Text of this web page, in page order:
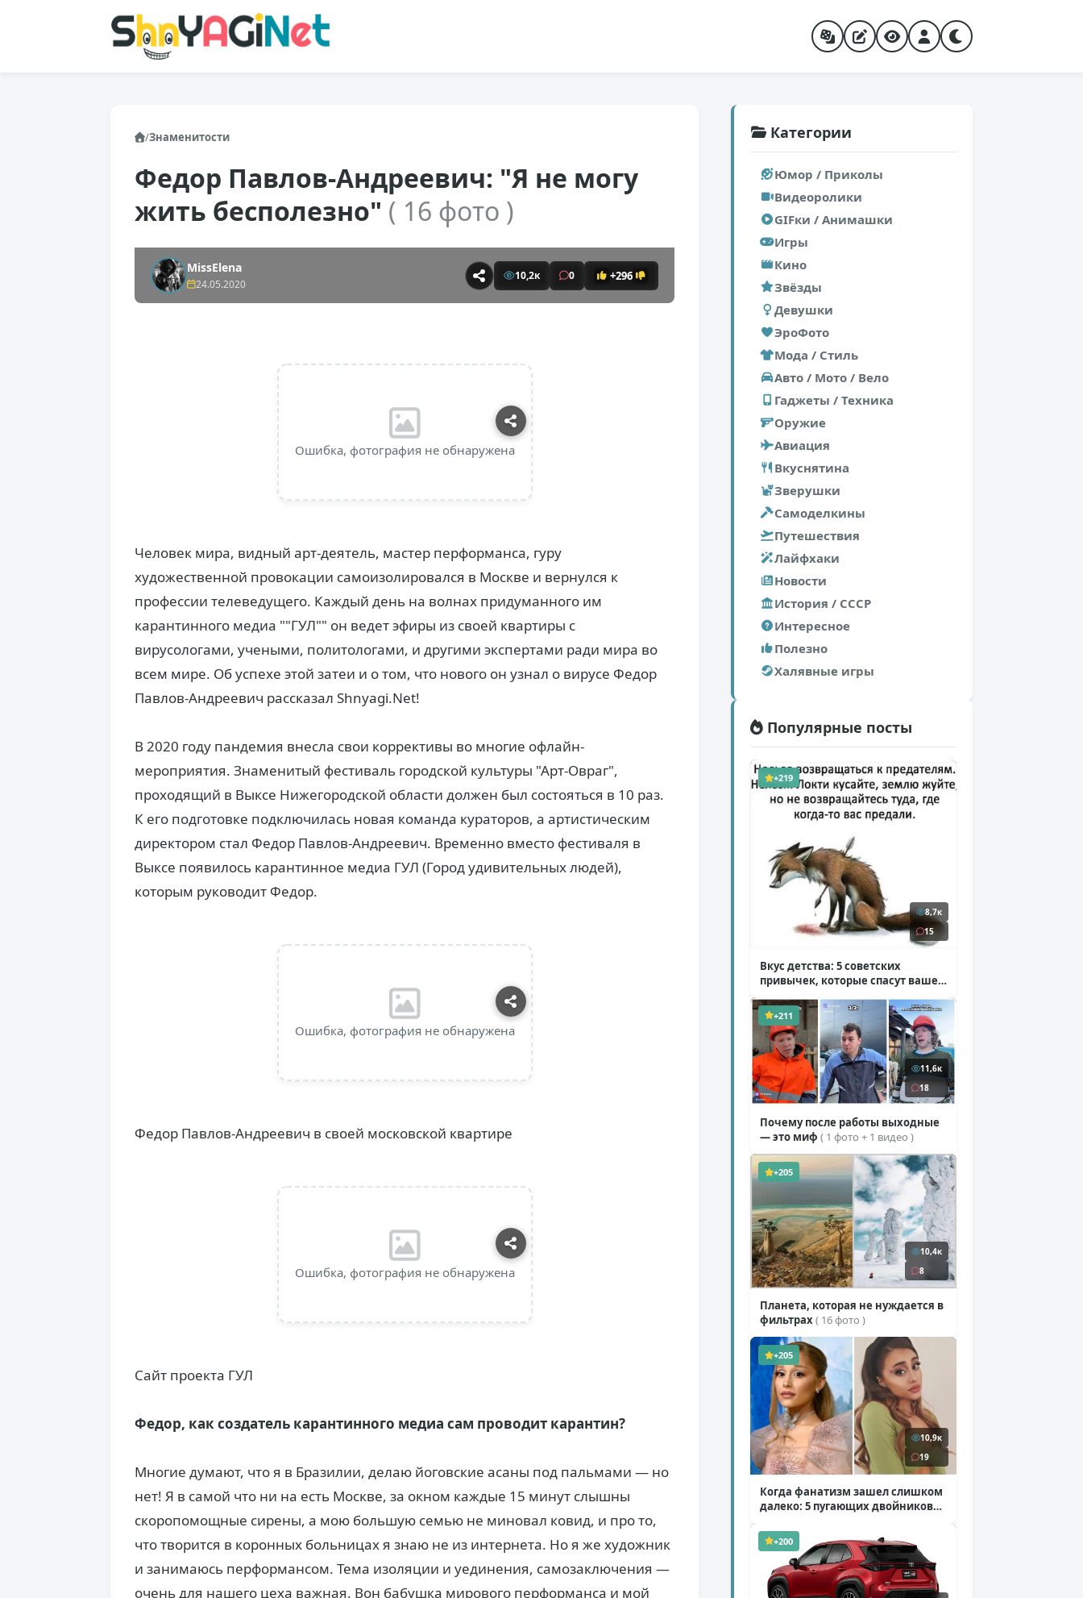
/Знаменитости
Федор Павлов-Андреевич: "Я не могу
жить бесполезно" ( 16 фото )
MissElena
24.05.2020
10,2к 0 +296
Ошибка, фотография не обнаружена
Человек мира, видный арт-деятель, мастер перформанса, гуру
художественной провокации самоизолировался в Москве и вернулся к
профессии телеведущего. Каждый день на волнах придуманного им
карантинного медиа ""ГУЛ"" он ведет эфиры из своей квартиры с
вирусологами, учеными, политологами, и другими экспертами ради мира во
всем мире. Об успехе этой затеи и о том, что нового он узнал о вирусе Федор
Павлов-Андреевич рассказал Shnyagi.Net!
В 2020 году пандемия внесла свои коррективы во многие офлайн-
мероприятия. Знаменитый фестиваль городской культуры "Арт-Овраг",
проходящий в Выксе Нижегородской области должен был состояться в 10 раз.
К его подготовке подключилась новая команда кураторов, а артистическим
директором стал Федор Павлов-Андреевич. Временно вместо фестиваля в
Выксе появилось карантинное медиа ГУЛ (Город удивительных людей),
которым руководит Федор.
Ошибка, фотография не обнаружена
Федор Павлов-Андреевич в своей московской квартире
Ошибка, фотография не обнаружена
Сайт проекта ГУЛ
Федор, как создатель карантинного медиа сам проводит карантин?
Многие думают, что я в Бразилии, делаю йоговские асаны под пальмами — но
нет! Я в самой что ни на есть Москве, за окном каждые 15 минут слышны
скоропомощные сирены, а мою большую семью не миновал ковид, и про то,
что творится в коронных больницах я знаю не из интернета. Но я же художник
и занимаюсь перформансом. Тема изоляции и уединения, самозаключения —
очень для нашего цеха важная. Вон бабушка мирового перформанса и мой
Категории
Юмор / Приколы
Видеоролики
GIFки / Анимашки
Игры
Кино
Звёзды
Девушки
ЭроФото
Мода / Стиль
Авто / Мото / Вело
Гаджеты / Техника
Оружие
Авиация
Вкуснятина
Зверушки
Самоделкины
Путешествия
Лайфхаки
Новости
История / СССР
Интересное
Полезно
Халявные игры
Популярные посты
+219
8,7к
15
Вкус детства: 5 советских
привычек, которые спасут ваше
+211
11,6к
18
Почему после работы выходные
— это миф ( 1 фото + 1 видео )
+205
10,4к
8
Планета, которая не нуждается в
фильтрах( 16 фото )
+205
10,9к
19
Когда фанатизм зашел слишком
далеко: 5 пугающих двойников
+200